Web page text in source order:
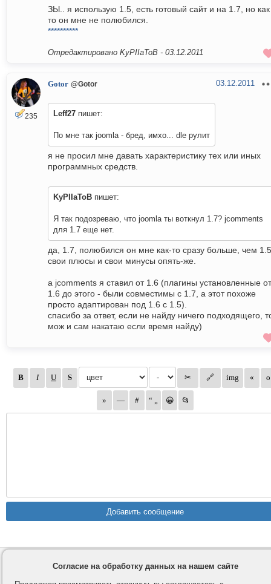
ЗЫ.. я использую 1.5, есть готовый сайт и на 1.7, но как
то он мне не полюбился.
**********
Отредактировано KyPIIaToB - 03.12.2011
235
Gotor @Gotor 03.12.2011
Leff27 пишет:
По мне так joomla - бред, имхо... dle рулит
я не просил мне давать характеристику тех или иных
программных средств.
KyPIIaToB пишет:
Я так подозреваю, что joomla ты воткнул 1.7? jcomments
для 1.7 еще нет.
да, 1.7, полюбился он мне как-то сразу больше, чем
свои плюсы и свои минусы опять-же.
а jcomments я ставил от 1.6 (плагины установленные от
1.6 до этого - были совместимы с 1.7, а этот похоже
просто адаптирован под 1.6 с 1.5).
спасибо за ответ, если не найду ничего подходящего,
мож и сам накатаю если время найду)
Контакты
Privacy и Cookie
Согласие на обработку данных на нашем сайте